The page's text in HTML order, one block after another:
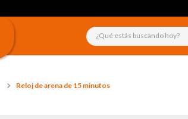
¿Qué estás buscando hoy?
Reloj de arena de 15 minutos